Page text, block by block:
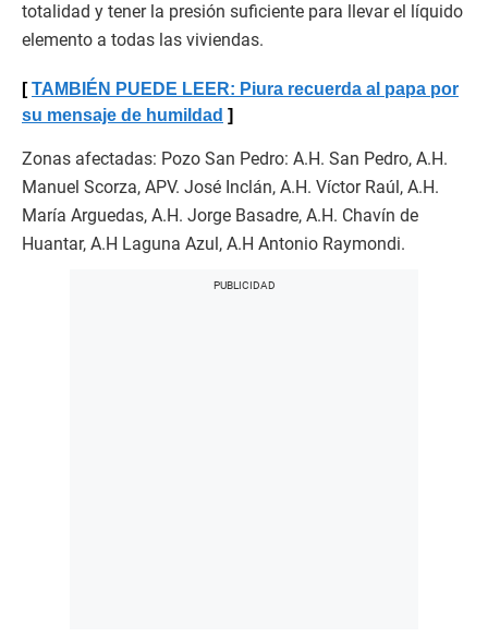
totalidad y tener la presión suficiente para llevar el líquido
elemento a todas las viviendas.
TAMBIÉN PUEDE LEER: Piura recuerda al papa por
su mensaje de humildad
Zonas afectadas: Pozo San Pedro: A.H. San Pedro, A.H.
Manuel Scorza, APV. José Inclán, A.H. Víctor Raúl, A.H.
María Arguedas, A.H. Jorge Basadre, A.H. Chavín de
Huantar, A.H Laguna Azul, A.H Antonio Raymondi.